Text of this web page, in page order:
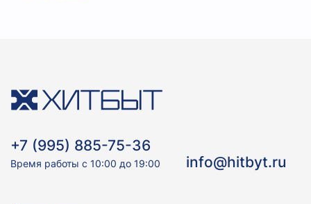
+7 (995) 885-75-36
Время работы с 10:00 до 19:00 info@hitbyt.ru